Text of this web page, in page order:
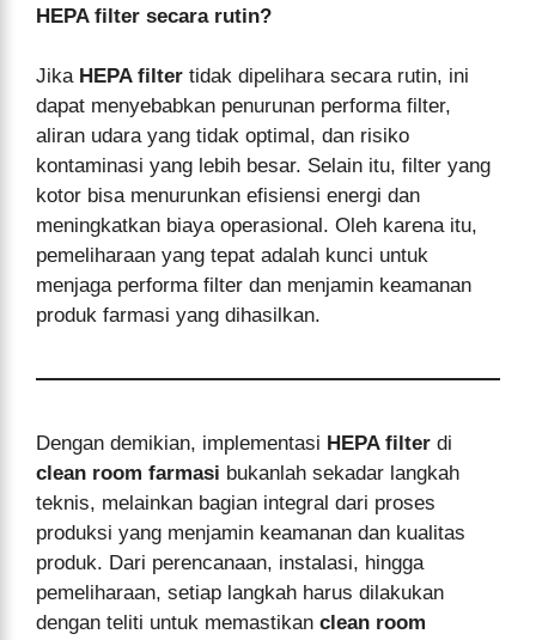
HEPA filter secara rutin?
Jika HEPA filter tidak dipelihara secara rutin, ini
dapat menyebabkan penurunan performa filter,
aliran udara yang tidak optimal, dan risiko
kontaminasi yang lebih besar. Selain itu, filter yang
kotor bisa menurunkan efisiensi energi dan
meningkatkan biaya operasional. Oleh karena itu,
pemeliharaan yang tepat adalah kunci untuk
menjaga performa filter dan menjamin keamanan
produk farmasi yang dihasilkan.
Dengan demikian, implementasi HEPA filter di
clean room farmasi bukanlah sekadar langkah
teknis, melainkan bagian integral dari proses
produksi yang menjamin keamanan dan kualitas
produk. Dari perencanaan, instalasi, hingga
pemeliharaan, setiap langkah harus dilakukan
dengan teliti untuk memastikan clean room